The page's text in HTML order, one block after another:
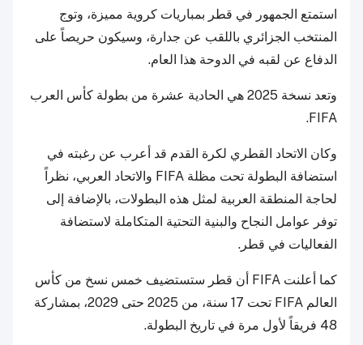
استمتع الجمهور في قطر بمباريات كروية مميزة، وتوج
المنتخب الجزائري باللقب عن جدارة، وسيكون حريصاً على
الدفاع عن لقبه في الدوحة هذا العام.
وتعد نسخة 2025 هي الحادية عشرة من بطولة كأس العرب
FIFA.
وكان الاتحاد القطري لكرة القدم قد أعرب عن رغبته في
استضافة البطولة تحت مظلة FIFA والاتحاد العربي، نظراً
لحاجة المنطقة العربية لمثل هذه البطولات، بالإضافة إلى
توفر عوامل النجاح والبنية التحتية المتكاملة لاستضافة
الفعاليات في قطر.
كما أعلنت FIFA أن قطر ستستضيف خمس نسخ من كأس
العالم FIFA تحت 17 سنة، من 2025 حتى 2029، بمشاركة
48 فريقاً لأول مرة في تاريخ البطولة.